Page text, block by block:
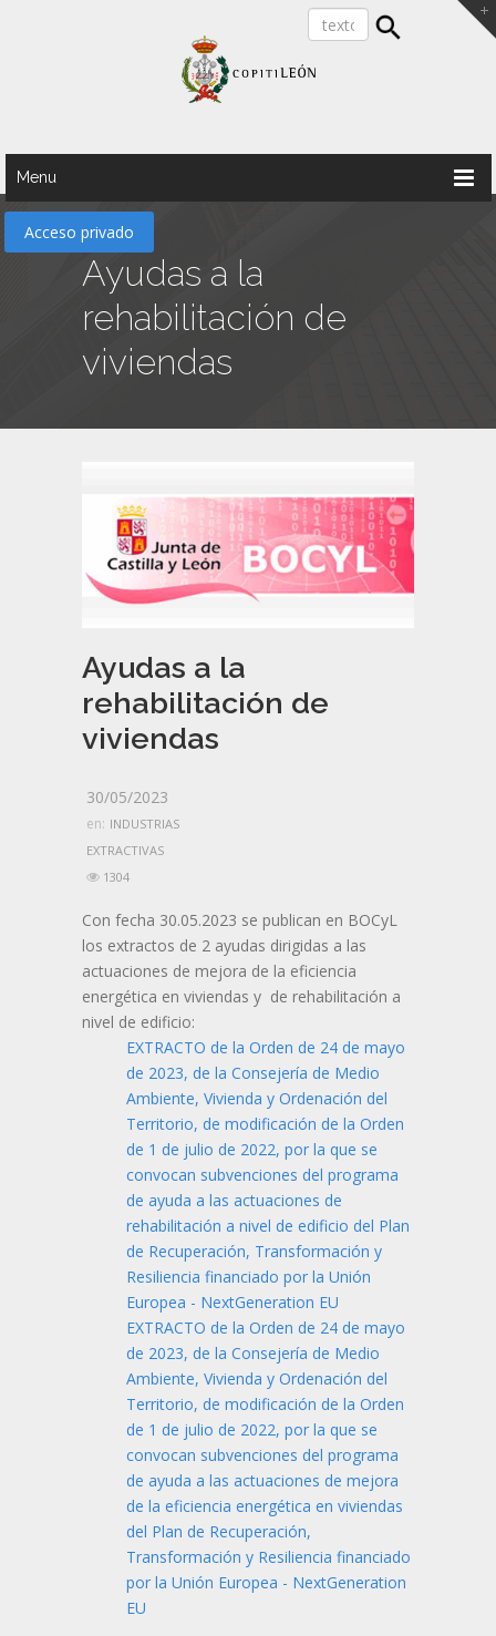
Menu
Acceso privado
Ayudas a la
rehabilitación de
viviendas
Ayudas a la
rehabilitación de
viviendas
30/05/2023
en: INDUSTRIAS
EXTRACTIVAS
1304
Con fecha 30.05.2023 se publican en BOCyL
los extractos de 2 ayudas dirigidas a las
actuaciones de mejora de la eficiencia
energética en viviendas y de rehabilitación a
nivel de edificio:
EXTRACTO de la Orden de 24 de mayo
de 2023, de la Consejería de Medio
Ambiente, Vivienda y Ordenación del
Territorio, de modificación de la Orden
de 1 de julio de 2022, por la que se
convocan subvenciones del programa
de ayuda a las actuaciones de
rehabilitación a nivel de edificio del Plan
de Recuperación, Transformación y
Resiliencia financiado por la Unión
Europea - NextGeneration EU
EXTRACTO de la Orden de 24 de mayo
de 2023, de la Consejería de Medio
Ambiente, Vivienda y Ordenación del
Territorio, de modificación de la Orden
de 1 de julio de 2022, por la que se
convocan subvenciones del programa
de ayuda a las actuaciones de mejora
de la eficiencia energética en viviendas
del Plan de Recuperación,
Transformación y Resiliencia financiado
por la Unión Europea - NextGeneration
EU